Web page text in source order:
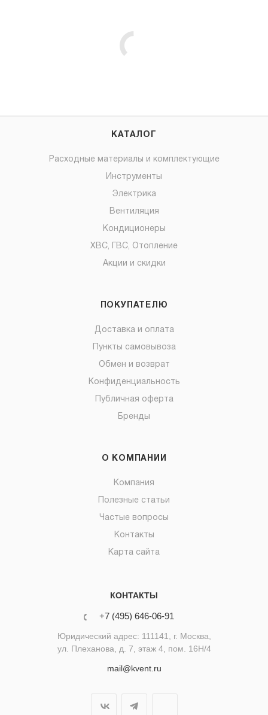
КАТАЛОГ
Расходные материалы и комплектующие
Инструменты
Электрика
Вентиляция
Кондиционеры
ХВС, ГВС, Отопление
Акции и скидки
ПОКУПАТЕЛЮ
Доставка и оплата
Пункты самовывоза
Обмен и возврат
Конфиденциальность
Публичная оферта
Бренды
О КОМПАНИИ
Компания
Полезные статьи
Частые вопросы
Контакты
Карта сайта
КОНТАКТЫ
+7 (495) 646-06-91
Юридический адрес: 111141, г. Москва,
ул. Плеханова, д. 7, этаж 4, пом. 16Н/4
mail@kvent.ru